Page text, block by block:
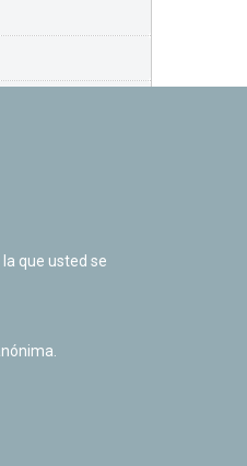
que usted se